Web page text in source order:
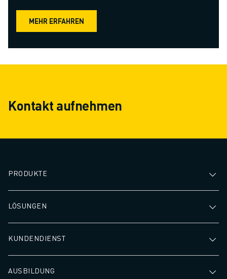
MEHR ERFAHREN
Kontakt aufnehmen
PRODUKTE
LÖSUNGEN
KUNDENDIENST
AUSBILDUNG